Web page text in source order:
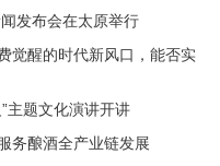
发布会在太原举行
觉醒的时代新风口，能否实
题文化演讲开讲
务酿酒全产业链发展